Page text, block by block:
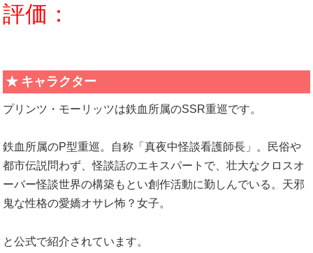
評価：
キャラクター
プリンツ・モーリッツは鉄血所属のSSR重巡です。
鉄血所属のP型重巡。自称「真夜中怪談看護師長」。民俗や
都市伝説問わず、怪談話のエキスパートで、壮大なクロスオ
ーバー怪談世界の構築もとい創作活動に勤しんでいる。天邪
鬼な性格の愛嬌オサレ怖？女子。
と公式で紹介されています。